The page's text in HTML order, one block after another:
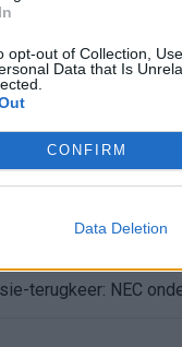
opt-out of Collection,
Data that Is
CONFIRM
Data Deletion
Ajax en FC
"Kampioen
geschiedenis
League? Dit zijn de
terugkeer: NEC